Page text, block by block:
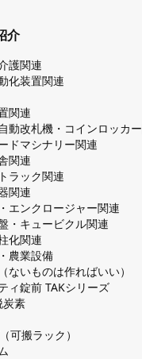
介
護関連
化装置関連
関連
動改札機・コインロッカ
ドマシナリー関連
関連
ラック関連
関連
エンクロージャー関連
・キュービクル関連
化関連
農業設備
ないものは作ればいい）
ィ錠前 TAKシリーズ
炭素
可搬ラック）